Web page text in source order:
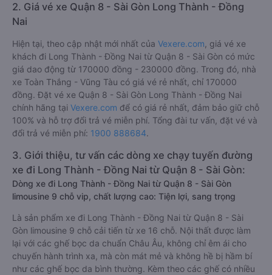
2. Giá vé xe Quận 8 - Sài Gòn Long Thành - Đồng
Nai
Hiện tại, theo cập nhật mới nhất của Vexere.com , giá vé xe
khách đi Long Thành - Đồng Nai từ Quận 8 - Sài Gòn có mức
giá dao động từ 170000 đồng - 230000 đồng. Trong đó, nhà
xe Toàn Thắng - Vũng Tàu có giá vé rẻ nhất, chỉ 170000
đồng. Đặt vé xe Quận 8 - Sài Gòn Long Thành - Đồng Nai
chính hãng tại Vexere.com để có giá rẻ nhất, đảm bảo giữ chỗ
100% và hỗ trợ đổi trả vé miễn phí. Tổng đài tư vấn, đặt vé và
đổi trả vé miễn phí: 1900 888684.
3. Giới thiệu, tư vấn các dòng xe chạy tuyến đường
xe đi Long Thành - Đồng Nai từ Quận 8 - Sài Gòn:
Dòng xe đi Long Thành - Đồng Nai từ Quận 8 - Sài Gòn
limousine 9 chỗ vip, chất lượng cao: Tiện lợi, sang trọng
Là sản phẩm xe đi Long Thành - Đồng Nai từ Quận 8 - Sài
Gòn limousine 9 chỗ cải tiến từ xe 16 chỗ. Nội thất được làm
lại với các ghế bọc da chuẩn Châu Âu, không chỉ êm ái cho
chuyến hành trình xa, mà còn mát mẻ và không hề bị hầm bí
như các ghế bọc da bình thường. Kèm theo các ghế có nhiều